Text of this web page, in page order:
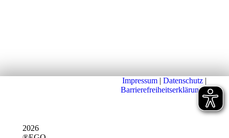
2026
Impressum | Datenschutz |
Barrierefreiheitserklärung|